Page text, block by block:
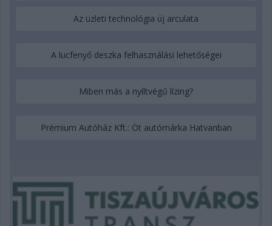
Az üzleti technológia új arculata
A lucfenyő deszka felhasználási lehetőségei
Miben más a nyíltvégű lízing?
Prémium Autóház Kft.: Öt autómárka Hatvanban